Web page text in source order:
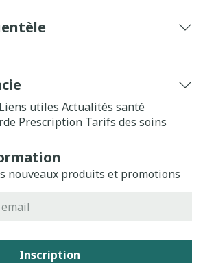
Liens utiles Actualités santé
Prescription Tarifs des soins
nouveaux produits et promotions
Inscription